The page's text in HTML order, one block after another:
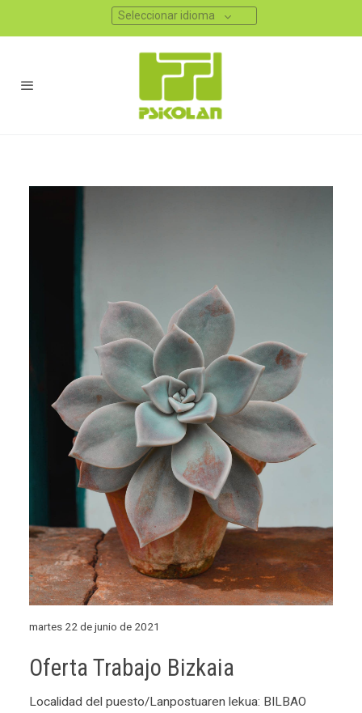
Seleccionar idioma
martes 22 de junio de 2021
Oferta Trabajo Bizkaia
Localidad del puesto/Lanpostuaren lekua: BILBAO